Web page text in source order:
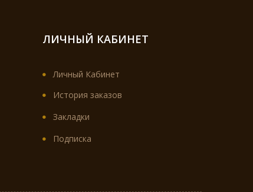
ЛИЧНЫЙ КАБИНЕТ
Личный Кабинет
История заказов
Закладки
Подписка